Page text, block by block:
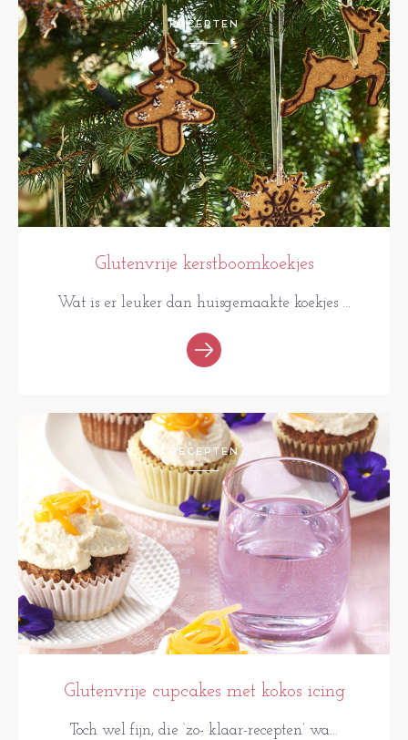
RECEPTEN
Glutenvrije kerstboomkoekjes
Wat is er leuker dan huisgemaakte koekjes ...
RECEPTEN
Glutenvrije cupcakes met kokos icing
Toch wel fijn, die ‘zo- klaar-recepten’ wa...